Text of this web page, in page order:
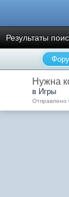
Результаты
Нужна
в Игры
Отправлено